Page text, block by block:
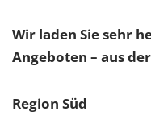
Wir laden Sie sehr
Angeboten – aus
Region Süd